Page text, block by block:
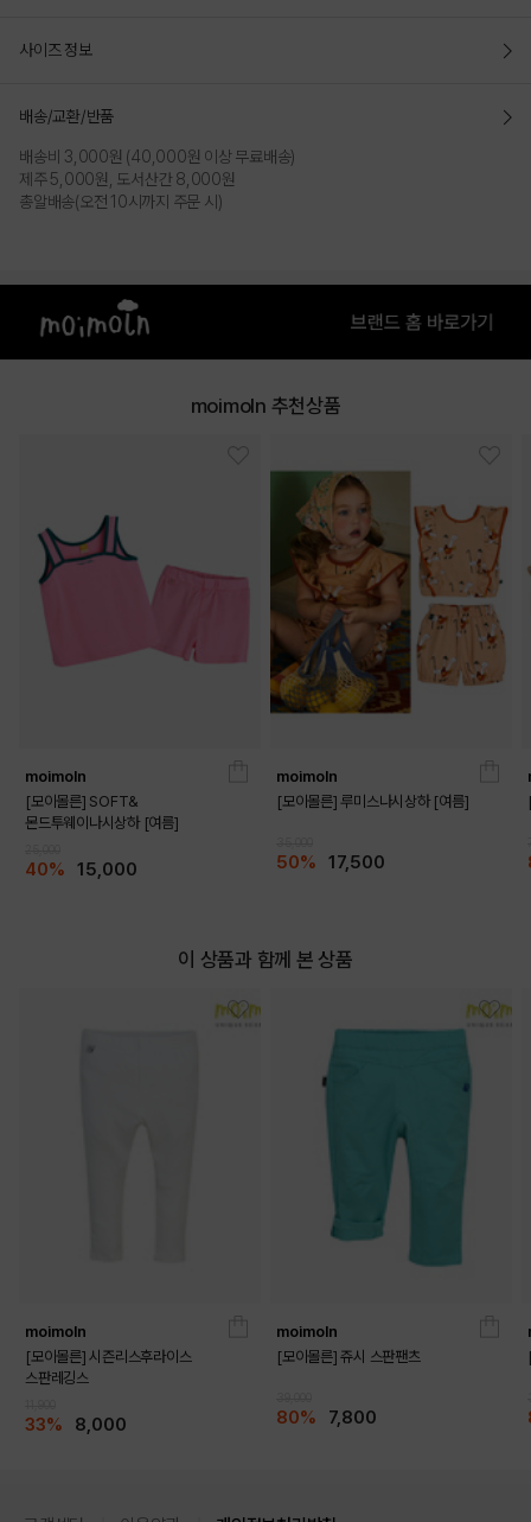
사이즈 정보
배송/교환/반품
배송비 3,000원 (40,000원 이상 무료배송)
제주 5,000원, 도서산간 8,000원
총알배송(오전 10시까지 주문 시)
moimoln 추천상품
moimoln
[모이몰른] SOFT&
몬드투웨이나시상하 [여름]
40% 15,000
moimoln
[모이몰른] 루미스나시상하 [여름]
50% 17,500
이 상품과 함께 본 상품
moimoln
[모이몰른] 시즌리스후라이스
스판레깅스
33% 8,000
moimoln
[모이몰른] 쥬시 스판팬츠
80% 7,800